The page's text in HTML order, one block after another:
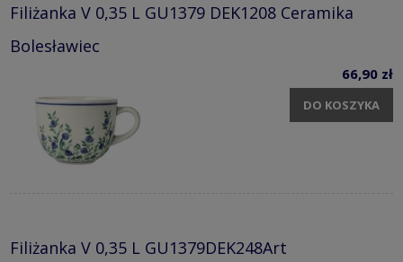
Filiżanka V 0,35 L GU1379 DEK1208 Ceramika
Bolesławiec
66,90 zł
DO KOSZYKA
Filiżanka V 0,35 L GU1379DEK248Art